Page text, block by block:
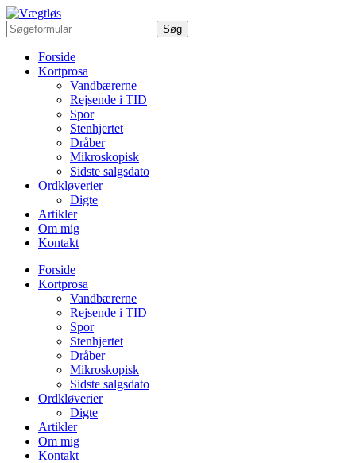
Forside
Kortprosa
Vandbærerne
Rejsende i TID
Spor
Stenhjertet
Dråber
Mikroskopisk
Sidste salgsdato
Ordkløverier
Digte
Artikler
Om mig
Kontakt
Forside
Kortprosa
Vandbærerne
Rejsende i TID
Spor
Stenhjertet
Dråber
Mikroskopisk
Sidste salgsdato
Ordkløverier
Digte
Artikler
Om mig
Kontakt